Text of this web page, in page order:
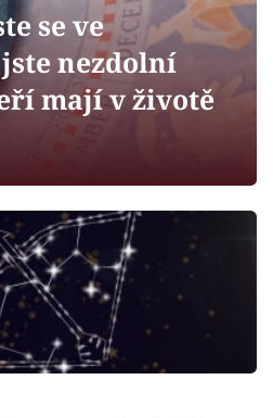
Vary
se ve
nezdolní
mají v životě